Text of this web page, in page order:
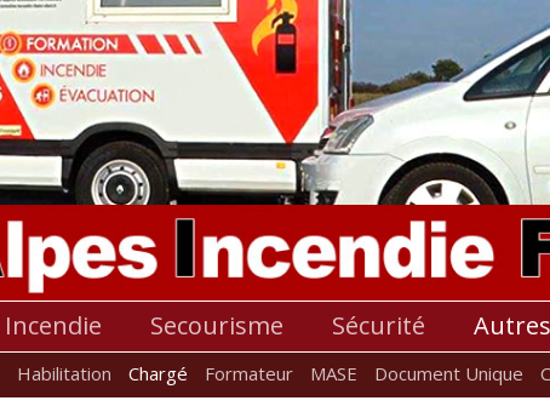
Incendie Secourisme Sécurité Autres
Habilitation Chargé Formateur MASE Document Unique